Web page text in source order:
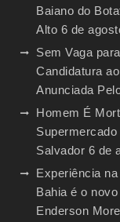
Baiano do
Alto 6 de
Sem Vaga
Candidatura
Anunciada
Homem É
Salvador 6 de
Experiência
Bahia é o
Enderson